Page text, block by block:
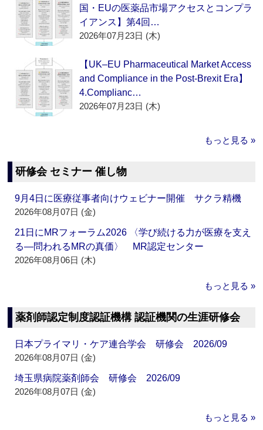
国・EUの医薬品市場アクセスとコンプラ
イアンス】第4回…
2026年07月23日 (木)
【UK–EU Pharmaceutical Market Access
and Compliance in the Post-Brexit Era】
4.Complianc…
2026年07月23日 (木)
もっと見る »
研修会 セミナー 催し物
9月4日に医療従事者向けウェビナー開催 サクラ精機
2026年08月07日 (金)
21日にMRフォーラム2026 〈学び続ける力が医療を支え
る―問われるMRの真価〉 MR認定センター
2026年08月06日 (木)
もっと見る »
薬剤師認定制度認証機構 認証機関の生涯研修会
日本プライマリ・ケア連合学会 研修会 2026/09
2026年08月07日 (金)
埼玉県病院薬剤師会 研修会 2026/09
2026年08月07日 (金)
もっと見る »